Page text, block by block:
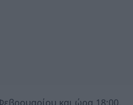
και ώρα 18:00,